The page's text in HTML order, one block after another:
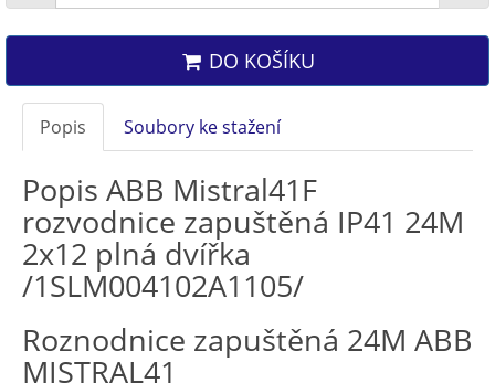
DO KOŠÍKU
Popis Soubory ke stažení
Popis ABB Mistral41F
rozvodnice zapuštěná IP41 24M
2x12 plná dvířka
/1SLM004102A1105/
Roznodnice zapuštěná 24M ABB
MISTRAL41